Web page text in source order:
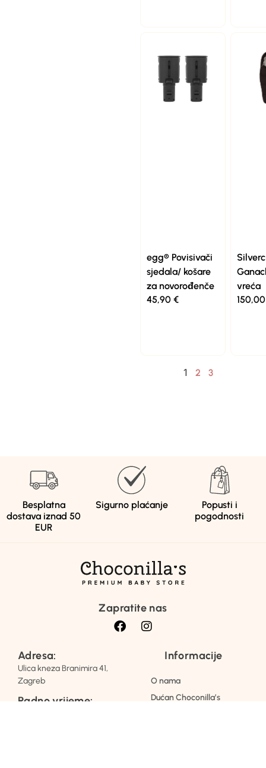
egg® Povisivači
sjedala/ košare
za novorođenče
45,90 €
vreća
1 2 3
Besplatna
dostava iznad 50
EUR
Sigurno plaćanje
Popusti i
pogodnosti
Zapratite nas
Adresa:
Ulica kneza Branimira 41,
Zagreb
Radno vrijeme:
Informacije
O nama
Dućan Choconilla’s